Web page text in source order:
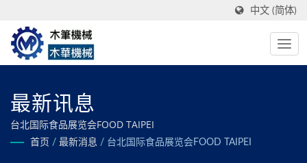
中文 (简体)
最新讯息
台北国际食品展览会FOOD TAIPEI
首页 / 最新消息 / 台北国际食品展览会FOOD TAIPEI